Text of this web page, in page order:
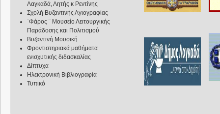
Λαγκαδά, Λητής κ Ρεντίνης
Σχολή Βυζαντινής Αγιογραφίας
¨Φάρος ¨ Μουσείο Λειτουργικής
Παράδοσης και Πολιτισμού
Βυζαντινή Μουσική
Φροντιστηριακά μαθήματα
ενισχυτικής διδασκαλίας
Δίπτυχα
Ηλεκτρονική Βιβλιογραφία
Τυπικό